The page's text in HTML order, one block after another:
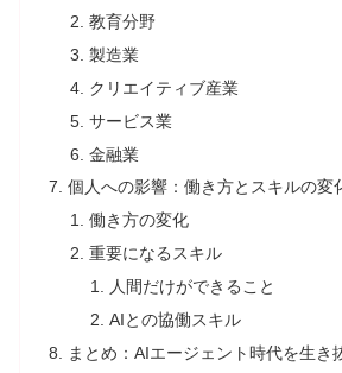
教育分野
製造業
クリエイティブ産業
サービス業
金融業
個人への影響：働き方とスキルの変
働き方の変化
重要になるスキル
人間だけができること
AIとの協働スキル
まとめ：AIエージェント時代を生き